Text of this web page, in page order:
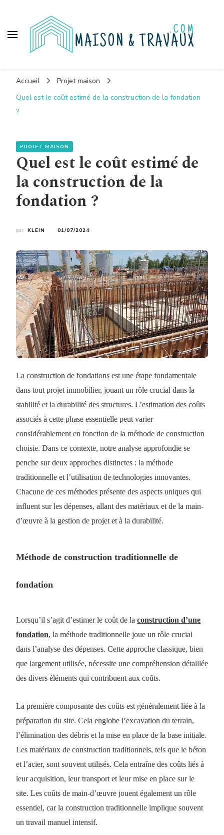
Accueil
Projet maison
Quel est le coût estimé de la construction de la fondation
?
PROJET MAISON
Quel est le coût estimé de
la construction de la
fondation ?
par KLEIN 01/07/2024
La construction de fondations est une étape fondamentale
dans tout projet immobilier, jouant un rôle crucial dans la
stabilité et la durabilité des structures. L’estimation des coûts
associés à cette phase essentielle peut varier
considérablement en fonction de la méthode de construction
choisie. Dans ce contexte, notre analyse approfondie se
penche sur deux approches distinctes : la méthode
traditionnelle et l’utilisation de technologies innovantes.
Chacune de ces méthodes présente des aspects uniques qui
influent sur les dépenses, allant des matériaux et de la main-
d’œuvre à la gestion de projet et à la durabilité.
Méthode de construction traditionnelle de
fondation
Lorsqu’il s’agit d’estimer le coût de la construction d’une
fondation, la méthode traditionnelle joue un rôle crucial
dans l’analyse des dépenses. Cette approche classique, bien
que largement utilisée, nécessite une compréhension détaillée
des divers éléments qui contribuent aux coûts.
La première composante des coûts est généralement liée à la
préparation du site. Cela englobe l’excavation du terrain,
l’élimination des débris et la mise en place de la base initiale.
Les matériaux de construction traditionnels, tels que le béton
et l’acier, sont souvent utilisés. Cela entraîne des coûts liés à
leur acquisition, leur transport et leur mise en place sur le
site. Les coûts de main-d’œuvre jouent également un rôle
essentiel, car la construction traditionnelle implique souvent
un travail manuel intensif.